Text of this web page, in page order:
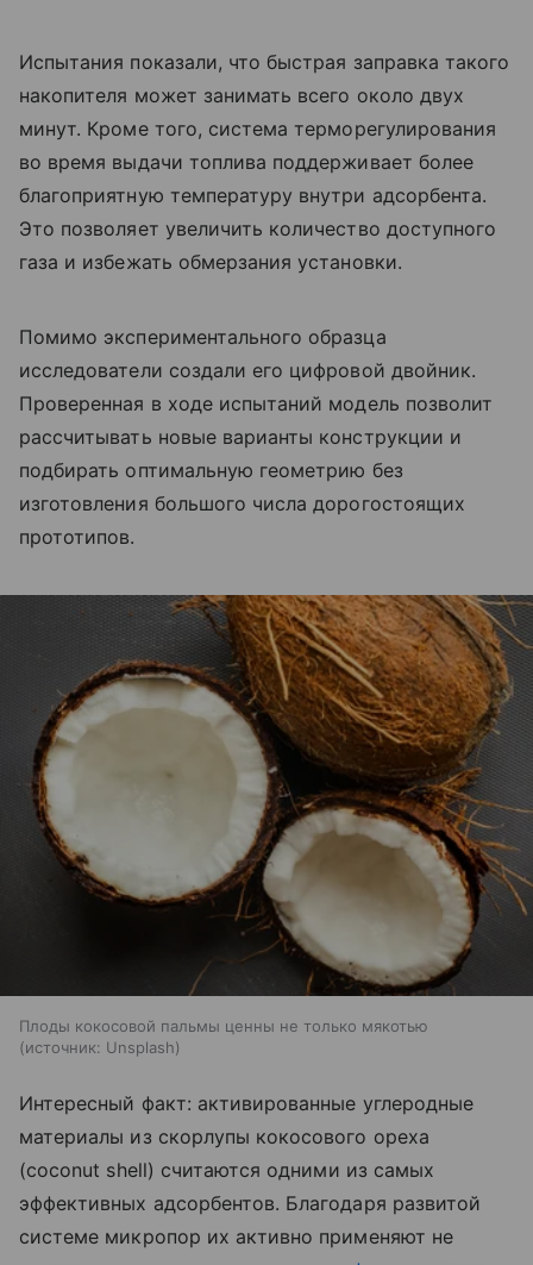
Испытания показали, что быстрая заправка такого
накопителя может занимать всего около двух
минут. Кроме того, система терморегулирования
во время выдачи топлива поддерживает более
благоприятную температуру внутри адсорбента.
Это позволяет увеличить количество доступного
газа и избежать обмерзания установки.
Помимо экспериментального образца
исследователи создали его цифровой двойник.
Проверенная в ходе испытаний модель позволит
рассчитывать новые варианты конструкции и
подбирать оптимальную геометрию без
изготовления большого числа дорогостоящих
прототипов.
Плоды кокосовой пальмы ценны не только мякотью
источник: Unsplash
Интересный факт: активированные углеродные
материалы из скорлупы кокосового ореха
(coconut shell) считаются одними из самых
эффективных адсорбентов. Благодаря развитой
системе микропор их активно применяют не